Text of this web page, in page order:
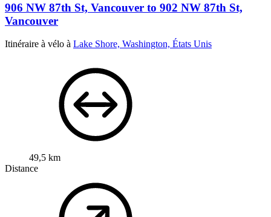
906 NW 87th St, Vancouver to 902 NW 87th St,
Vancouver
Itinéraire à vélo à Lake Shore, Washington, États Unis
49,5 km
Distance